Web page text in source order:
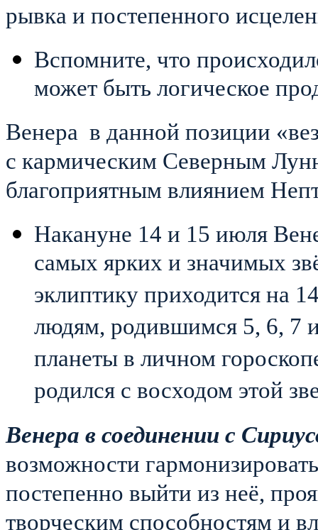
рывка и постепенного
Вспомните, что
может быть логическое
Венера в данной позиции
с кармическим Северным
благоприятным влиянием
Накануне 14 и 15 июля
самых ярких и значимых
эклиптику приходится на
людям, родившимся 5, 6, 7
планеты в личном
родился с восходом этой
Венера в соединении с
возможности
постепенно выйти из неё,
творческим способностям и